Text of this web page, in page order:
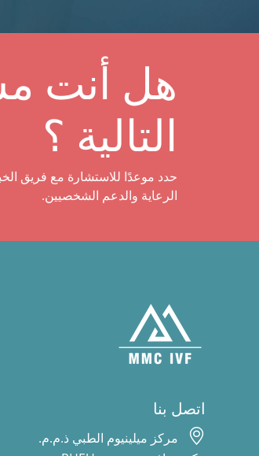
هل أنت
التالية ؟
حدد موعدًا للاستشارة مع فريق
الرعاية والدعم الشخصيين.
اتصل بنا
مركز ميلينيوم الطبي ذ.م.م.